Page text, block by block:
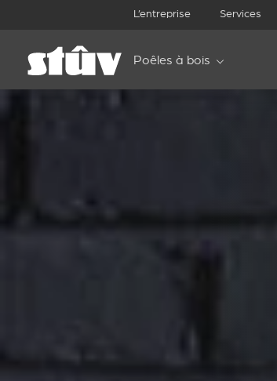
L’entreprise Services
Poêles à bois